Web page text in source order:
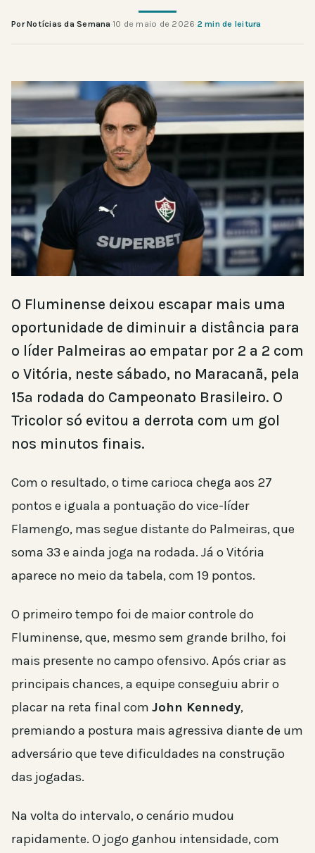
Por Notícias da Semana·10 de maio de 2026·2 min de leitura
O Fluminense deixou escapar mais uma
oportunidade de diminuir a distância para
o líder Palmeiras ao empatar por 2 a 2 com
o Vitória, neste sábado, no Maracanã, pela
15ª rodada do Campeonato Brasileiro. O
Tricolor só evitou a derrota com um gol
nos minutos finais.
Com o resultado, o time carioca chega aos 27
pontos e iguala a pontuação do vice-líder
Flamengo, mas segue distante do Palmeiras, que
soma 33 e ainda joga na rodada. Já o Vitória
aparece no meio da tabela, com 19 pontos.
O primeiro tempo foi de maior controle do
Fluminense, que, mesmo sem grande brilho, foi
mais presente no campo ofensivo. Após criar as
principais chances, a equipe conseguiu abrir o
placar na reta final com John Kennedy,
premiando a postura mais agressiva diante de um
adversário que teve dificuldades na construção
das jogadas.
Na volta do intervalo, o cenário mudou
rapidamente. O jogo ganhou intensidade, com